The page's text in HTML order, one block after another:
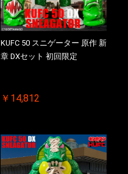
KUFC 50 スニゲーター 原作 新
章 DXセット 初回限定
￥14,812